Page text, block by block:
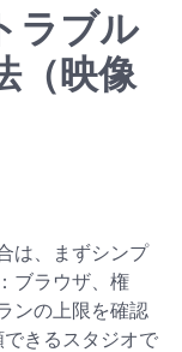
ラブル
（映像
は、まずシンプ
ブラウザ、権
ンの上限を確認
きるスタジオで